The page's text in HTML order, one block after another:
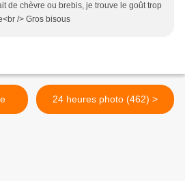
de chèvre ou brebis, je trouve le goût trop
/> Gros bisous
24 heures photo (462) >